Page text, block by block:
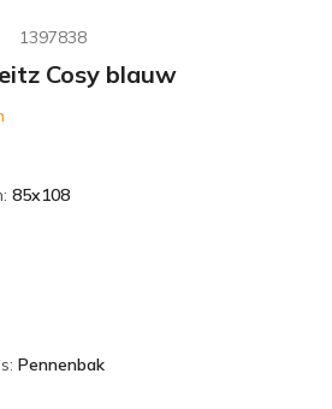
1397838
Cosy blauw
: 85x108
: Pennenbak